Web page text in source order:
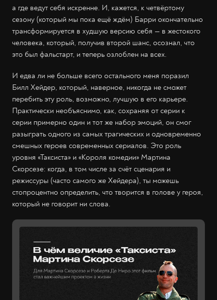
а где ведут себя искренне. И, кажется, к четвёртому
сезону (который мы пока ещё ждём) Барри окончательно
трансформируется в худшую версию себя — в жестокого
человека, который, получив второй шанс, осознал, что
это был фальстарт, и теперь озлоблен на всех.
И едва ли не больше всего остального меня поразил
Билл Хейдер, который, наверное, никогда не сможет
перебить эту роль, возможно, лучшую в его карьере.
Практически необъяснимо, как, сохраняя от серии к
серии примерно один и тот же набор эмоций, он смог
разыграть одного из самых трагических и одновременно
смешных героев современных сериалов. Это роль
уровня «Таксиста» и «Короля комедии» Мартина
Скорсезе: когда, в том числе за счёт сценария и
режиссуры (часто самого же Хейдера), ты можешь
стопроцентно определить, что творится в голове у героя,
который не говорит ни слова.